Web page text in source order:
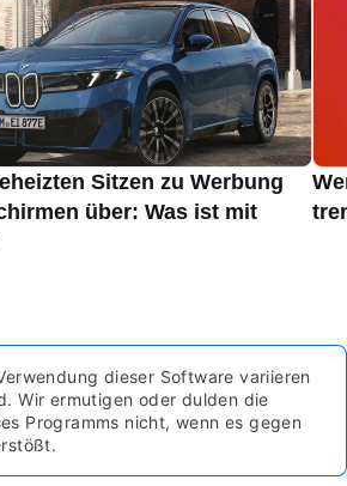
Sitzen zu Werbung
über: Was ist mit
dieser Software variieren
Wir ermutigen oder dulden die
Programms nicht, wenn es gegen